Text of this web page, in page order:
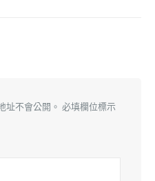
址不會公開。 必填欄位標示